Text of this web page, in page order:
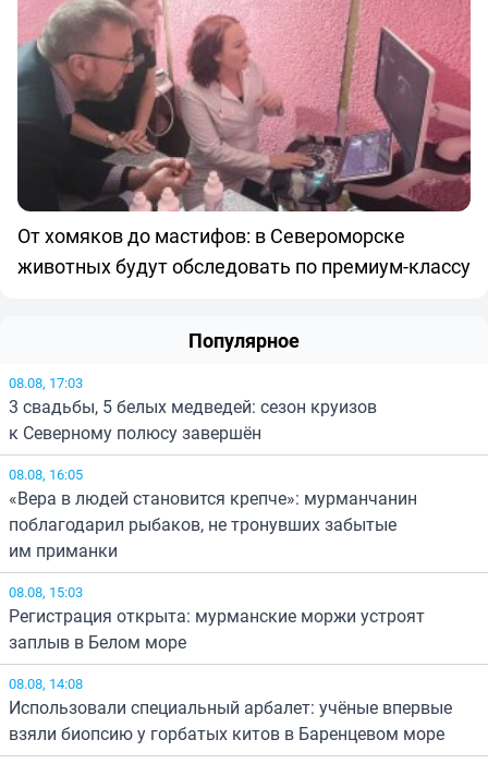
От хомяков до мастифов: в Североморске
животных будут обследовать по премиум-классу
Популярное
08.08, 17:03
3 свадьбы, 5 белых медведей: сезон круизов
к Северному полюсу завершён
08.08, 16:05
«Вера в людей становится крепче»: мурманчанин
поблагодарил рыбаков, не тронувших забытые
им приманки
08.08, 15:03
Регистрация открыта: мурманские моржи устроят
заплыв в Белом море
08.08, 14:08
Использовали специальный арбалет: учёные впервые
взяли биопсию у горбатых китов в Баренцевом море